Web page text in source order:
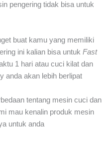
pengering tidak bisa untuk
buat kamu yang memiliki
ini kalian bisa untuk Fast
1 hari atau cuci kilat dan
anda akan lebih berlipat
tentang mesin cuci dan
mau kenalin produk mesin
untuk anda